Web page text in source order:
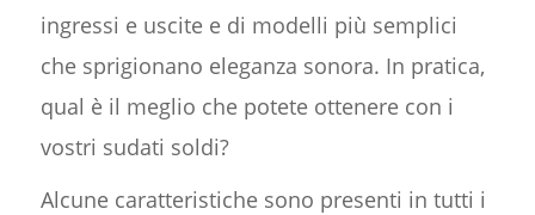
ingressi e uscite e di modelli più semplici
che sprigionano eleganza sonora. In pratica,
qual è il meglio che potete ottenere con i
vostri sudati soldi?
Alcune caratteristiche sono presenti in tutti i